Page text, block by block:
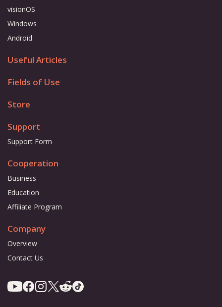
visionOS
Windows
Android
Useful Articles
Fields of Use
Store
Support
Support Form
Cooperation
Business
Education
Affiliate Program
Company
Overview
Contact Us